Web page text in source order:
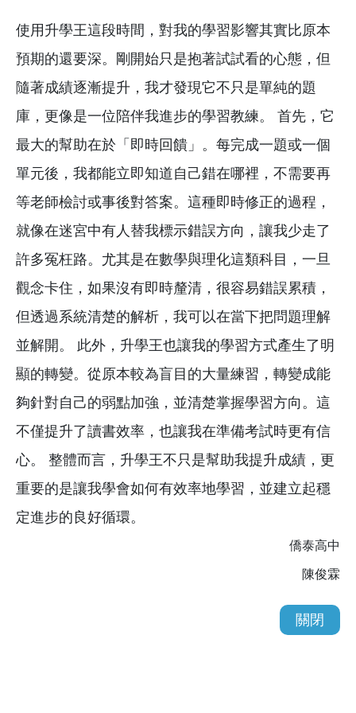
使用升學王這段時間，對我的學習影響其實比原本
預期的還要深。剛開始只是抱著試試看的心態，但
隨著成績逐漸提升，我才發現它不只是單純的題
庫，更像是一位陪伴我進步的學習教練。 首先，它
最大的幫助在於「即時回饋」。每完成一題或一個
單元後，我都能立即知道自己錯在哪裡，不需要再
等老師檢討或事後對答案。這種即時修正的過程，
就像在迷宮中有人替我標示錯誤方向，讓我少走了
許多冤枉路。尤其是在數學與理化這類科目，一旦
觀念卡住，如果沒有即時釐清，很容易錯誤累積，
但透過系統清楚的解析，我可以在當下把問題理解
並解開。 此外，升學王也讓我的學習方式產生了明
顯的轉變。從原本較為盲目的大量練習，轉變成能
夠針對自己的弱點加強，並清楚掌握學習方向。這
不僅提升了讀書效率，也讓我在準備考試時更有信
心。 整體而言，升學王不只是幫助我提升成績，更
重要的是讓我學會如何有效率地學習，並建立起穩
定進步的良好循環。
僑泰高中
陳俊霖
關閉